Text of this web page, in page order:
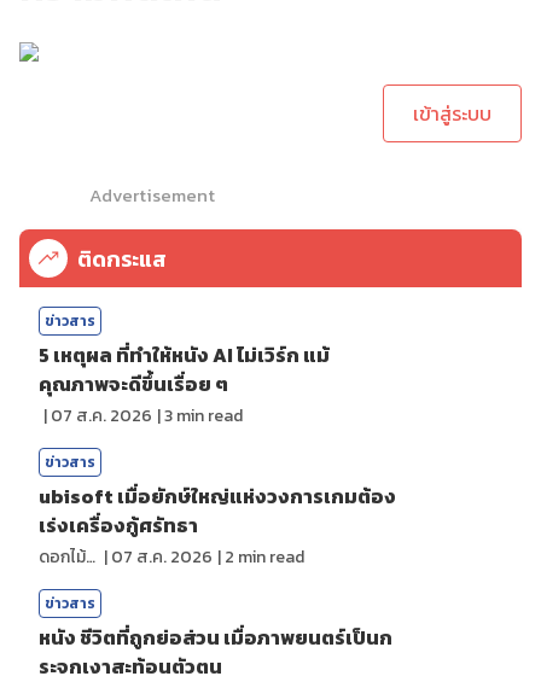
เข้าสู่ระบบ
Advertisement
ติดกระแส
ข่าวสาร
5 เหตุผล ที่ทำให้หนัง AI ไม่เวิร์ก แม้
คุณภาพจะดีขึ้นเรื่อย ๆ
|07 ส.ค. 2026 |3min read
ข่าวสาร
ubisoft เมื่อยักษ์ใหญ่แห่งวงการเกมต้อง
เร่งเครื่องกู้ศรัทธา
ดอกไม้กับสายน้ำ |07 ส.ค. 2026 |2 min read
ข่าวสาร
หนัง ชีวิตที่ถูกย่อส่วน เมื่อภาพยนตร์เป็นก
ระจกเงาสะท้อนตัวตน